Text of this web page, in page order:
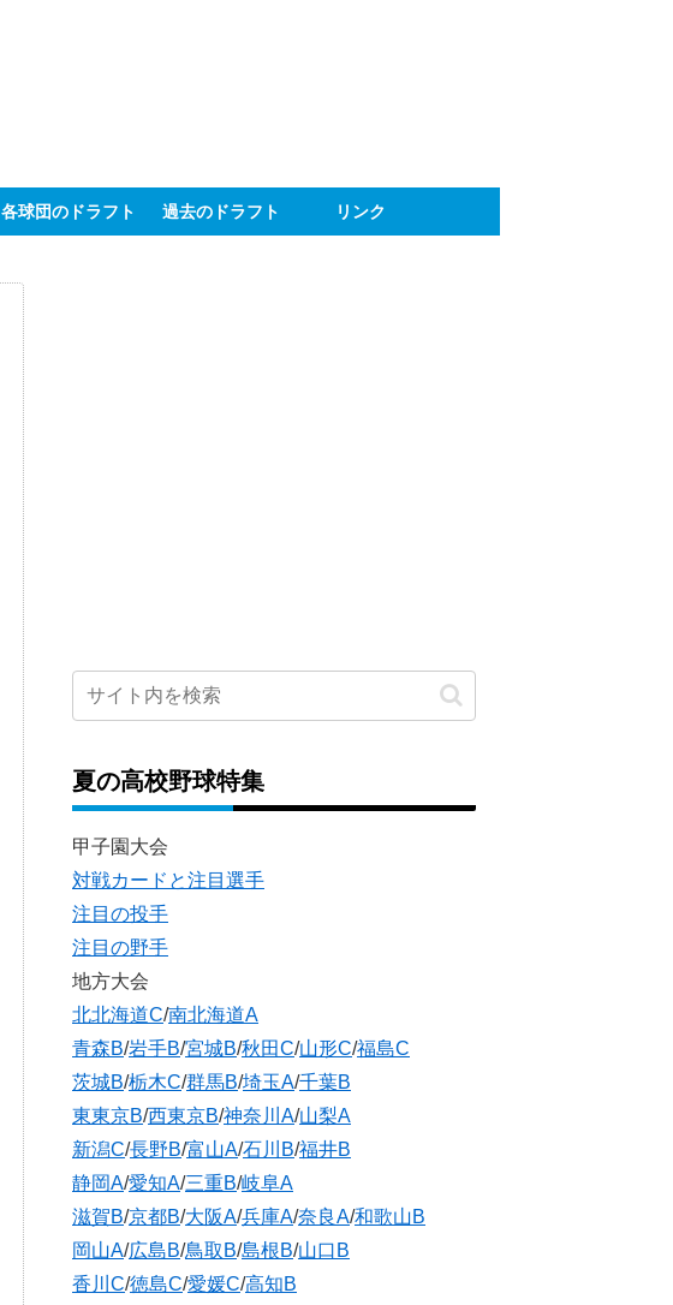
各球団のドラフト 過去のドラフト リンク
夏の高校野球特集
甲子園大会
対戦カードと注目選手
注目の投手
注目の野手
地方大会
北北海道C/南北海道A
青森B/岩手B/宮城B/秋田C/山形C/福島C
茨城B/栃木C/群馬B/埼玉A/千葉B
東東京B/西東京B/神奈川A/山梨A
新潟C/長野B/富山A/石川B/福井B
静岡A/愛知A/三重B/岐阜A
滋賀B/京都B/大阪A/兵庫A/奈良A/和歌山B
岡山A/広島B/鳥取B/島根B/山口B
香川C/徳島C/愛媛C/高知B